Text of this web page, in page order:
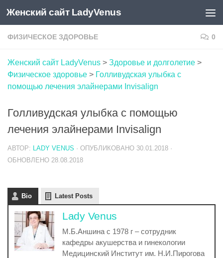
Skip to content
Женский сайт LadyVenus
ФИЗИЧЕСКОЕ ЗДОРОВЬЕ 0
Женский сайт LadyVenus > Здоровье и долголетие >
Физическое здоровье > Голливудская улыбка с
помощью лечения элайнерами Invisalign
Голливудская улыбка с помощью
лечения элайнерами Invisalign
АВТОР: LADY VENUS · ОПУБЛИКОВАНО 30.01.2018 ·
ОБНОВЛЕНО 28.08.2018
Bio Latest Posts
Lady Venus
М.Б.Аншина с 1978 г – сотрудник
кафедры акушерства и гинекологии
Медицинский Институт им. Н.И.Пирогова